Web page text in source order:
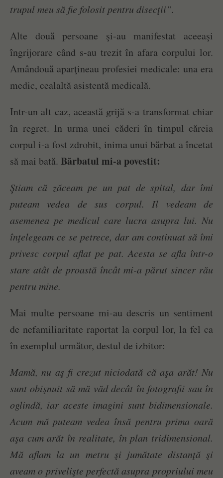
trupul meu să fie folosit pentru disecţii”.
Alte două persoane şi-au manifestat aceeaşi
îngrijorare când s-au trezit în afara corpului lor.
Amândouă aparţineau profesiei medicale: una era
medic, cealaltă asistentă medicală.
Intr-un alt caz, această grijă s-a transformat chiar
în regret. In urma unei căderi în timpul căreia
corpul i-a fost zdrobit, inima unui bărbat a încetat
să mai bată. Bărbatul mi-a povestit:
Ştiam că zăceam pe un pat de spital, dar îmi
puteam vedea de sus corpul. Il vedeam de
asemenea pe medicul care lucra asupra lui. Nu
înţelegeam ce se petrece, dar am continuat să îmi
privesc corpul aflat pe pat. Acesta se afla într-o
stare atât de proastă încât mi-a părut sincer rău
pentru mine.
Mai multe persoane mi-au descris un sentiment
de nefamiliaritate raportat la corpul lor, la fel ca
în exemplul următor, destul de izbitor:
Mamă, nu aş fi crezut niciodată că aşa arăt! Nu
sunt obişnuit să mă văd decât în fotografii sau în
oglindă, iar aceste imagini sunt bidimensionale.
Acum mă puteam vedea însă pentru prima oară
aşa cum arăt în realitate, în plan tridimensional.
Mă aflam la un metru şi jumătate distanţă şi
aveam o privelişte perfectă asupra propriului meu